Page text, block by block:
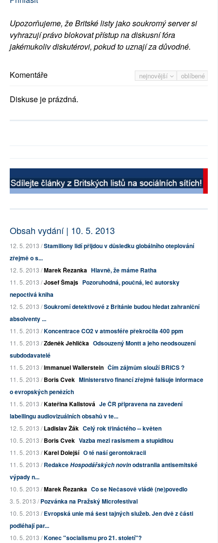
Upozorňujeme, že Britské listy jako soukromý server si
vyhrazují právo blokovat přístup na diskusní fóra
jakémukoliv diskutérovi, pokud to uznají za důvodné.
nejnovější oblíbené
Komentáře
Diskuse je prázdná.
Obsah vydání | 10. 5. 2013
12. 5. 2013 /Stamiliony lidí přijdou v důsledku globálního oteplování
zřejmě o s...
12. 5. 2013 /Marek Řezanka Hlavně, že máme Ratha
11. 5. 2013 /Josef Šmajs Pozoruhodná, poučná, leč autorsky
nepoctivá kniha
12. 5. 2013 /Soukromí detektivové z Británie budou hledat zahraniční
absolventy ...
11. 5. 2013 /Koncentrace CO2 v atmosféře překročila 400 ppm
11. 5. 2013 /Zdeněk Jehlička Odsouzený Montt a jeho neodsouzení
subdodavatelé
11. 5. 2013 /Immanuel Wallerstein Čím zájmům slouží BRICS ?
11. 5. 2013 /Boris Cvek Ministerstvo financí zřejmě falšuje informace
o evropských penězích
11. 5. 2013 /Kateřina Kalistová Je ČR připravena na zavedení
labellingu audiovizuálních obsahů v te...
12. 5. 2013 /Ladislav Žák Celý rok třináctého -- květen
10. 5. 2013 /Boris Cvek Vazba mezi rasismem a stupiditou
11. 5. 2013 /Karel Dolejší O té naší gerontokracii
11. 5. 2013 /RedakceHospodářských novinodstranila antisemitské
výpady n...
10. 5. 2013 /Marek Řezanka Co se Nečasově vládě (ne)povedlo
3. 5. 2013 /Pozvánka na Pražský Microfestival
10. 5. 2013 /Evropská unie má šest tajných služeb. Jen dvě z části
podléhají par...
10. 5. 2013 /Konec "socialismu pro 21. století"?